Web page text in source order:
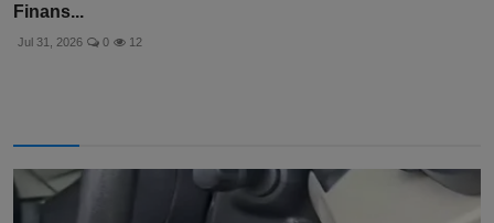
Finans...
Jul 31, 2026 0 12